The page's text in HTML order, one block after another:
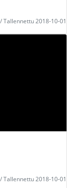
Tallennettu 2018-10-01
Tallennettu 2018-10-01